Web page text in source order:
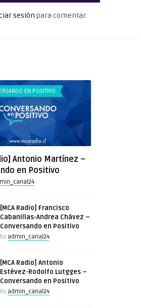
sesión para comentar.
EN POSITIVO
Antonio Martínez –
en Positivo
[MCA Radio] Francisco
Cabanillas-Andrea Chávez –
Conversando en Positivo
by admin_canal24
[MCA Radio] Antonio
Estévez-Rodolfo Lutgges –
Conversando en Positivo
by admin_canal24